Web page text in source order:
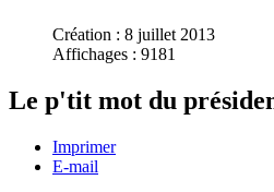
Création : 8 juillet 2013
Affichages : 9181
Le p'tit mot du
Imprimer
E-mail